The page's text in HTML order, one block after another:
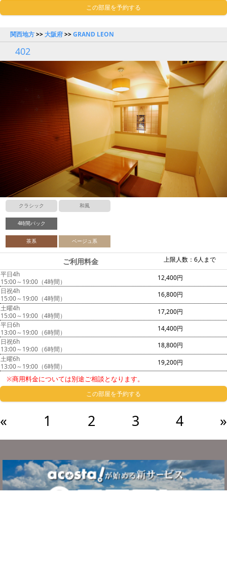
この部屋を予約する
関西地方>>大阪府>>GRAND LEON
402
クラシック 和風
4時間パック
茶系 ベージュ系
上限人数：6人まで
ご利用料金
平日4h
15:00～19:00（4時間）
12,400円
日祝4h
15:00～19:00（4時間）
16,800円
土曜4h
15:00～19:00（4時間）
17,200円
平日6h
13:00～19:00（6時間）
14,400円
日祝6h
13:00～19:00（6時間）
18,800円
土曜6h
13:00～19:00（6時間）
19,200円
※商用料金については別途ご相談となります。
この部屋を予約する
« 1 2 3 4 »